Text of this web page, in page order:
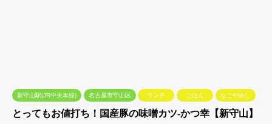
新守山駅(JR中央本線) 名古屋市守山区 ランチ ごはん なごやめし
とってもお値打ち！国産豚の味噌カツ-かつ幸【新守山】